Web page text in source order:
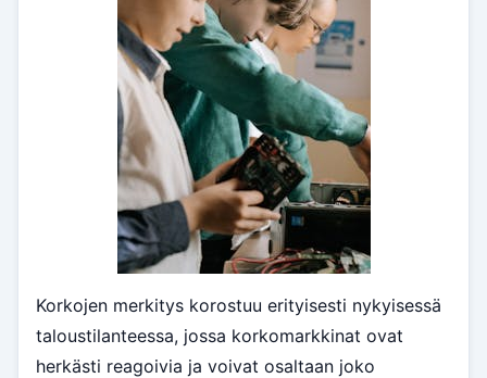
Korkojen merkitys korostuu erityisesti nykyisessä
taloustilanteessa, jossa korkomarkkinat ovat
herkästi reagoivia ja voivat osaltaan joko